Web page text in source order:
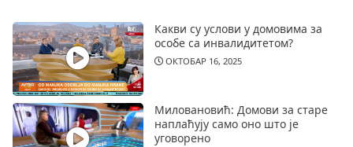
Какви су услови у домовима за
особе са инвалидитетом?
ОКТОБАР 16, 2025
Миловановић: Домови за старе
наплаћују само оно што је
уговорено